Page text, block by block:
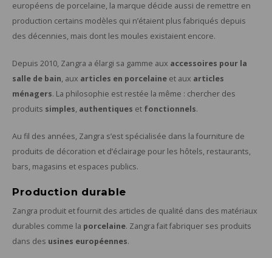
européens de porcelaine, la marque décide aussi de remettre en
production certains modèles qui n’étaient plus fabriqués depuis
des décennies, mais dont les moules existaient encore.
Depuis 2010, Zangra a élargi sa gamme aux accessoires pour la
salle de bain, aux articles en porcelaine et aux articles
ménagers. La philosophie est restée la même : chercher des
produits simples, authentiques et fonctionnels.
Au fil des années, Zangra s’est spécialisée dans la fourniture de
produits de décoration et d’éclairage pour les hôtels, restaurants,
bars, magasins et espaces publics.
Production durable
Zangra produit et fournit des articles de qualité dans des matériaux
durables comme la porcelaine. Zangra fait fabriquer ses produits
dans des usines européennes.